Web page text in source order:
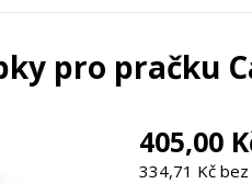
pro pračku
405,00
334,71 Kč bez